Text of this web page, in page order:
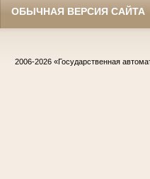
ОБЫЧНАЯ ВЕРСИЯ САЙТА
2006-2026 «Государственная